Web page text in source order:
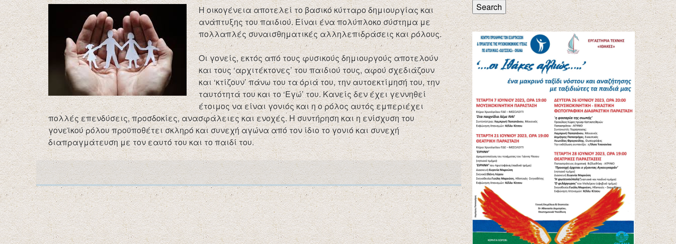
Η οικογένεια αποτελεί το βασικό κύτταρο δημιουργίας και
ανάπτυξης του παιδιού. Είναι ένα πολύπλοκο σύστημα με
πολλαπλές συναισθηματικές αλληλεπιδράσεις και ρόλους.
Οι γονείς, εκτός από τους φυσικούς δημιουργούς αποτελούν
και τους ‘αρχιτέκτονες’ του παιδιού τους, αφού σχεδιάζουν
και ‘κτίζουν’ πάνω του τα όριά του, την αυτοεκτίμησή του, την
ταυτότητά του και το ‘Εγώ’ του. Κανείς δεν έχει γεννηθεί
έτοιμος να είναι γονιός και η ο ρόλος αυτός εμπεριέχει
πολλές επενδύσεις, προσδοκίες, ανασφάλειες και ενοχές. Η συντήρηση και η ενίσχυση του
γονεϊκού ρόλου προϋποθέτει σκληρό και συνεχή αγώνα από τον ίδιο το γονιό και συνεχή
διαπραγμάτευση με τον εαυτό του και το παιδί του.
Search